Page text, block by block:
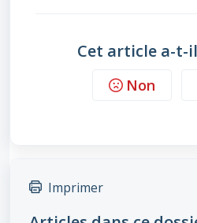
Cet article a-t-
Non
Imprimer